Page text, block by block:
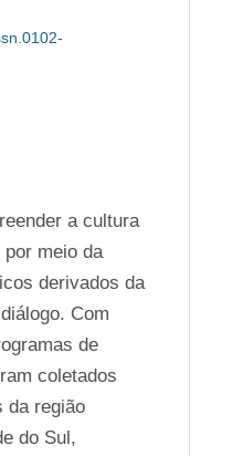
a cultura
por meio da
derivados da
Com
de
coletados
da região
do Sul,